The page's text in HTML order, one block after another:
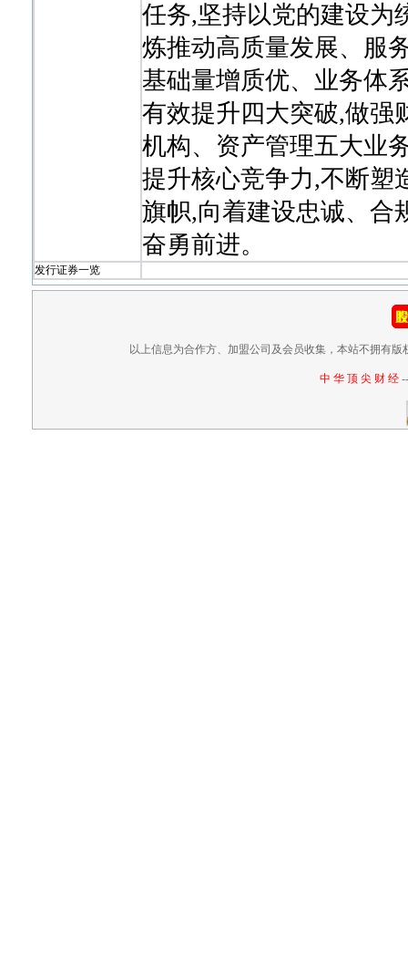
任务,坚持以党的建设为
炼推动高质量发展、服
基础量增质优、业务体
有效提升四大突破,做强
机构、资产管理五大业
提升核心竞争力,不断塑
旗帜,向着建设忠诚、合
奋勇前进。
发行证券一览
以上信息为合作方、加盟公司及会员收集，本站不拥有
中 华 顶 尖 财 经